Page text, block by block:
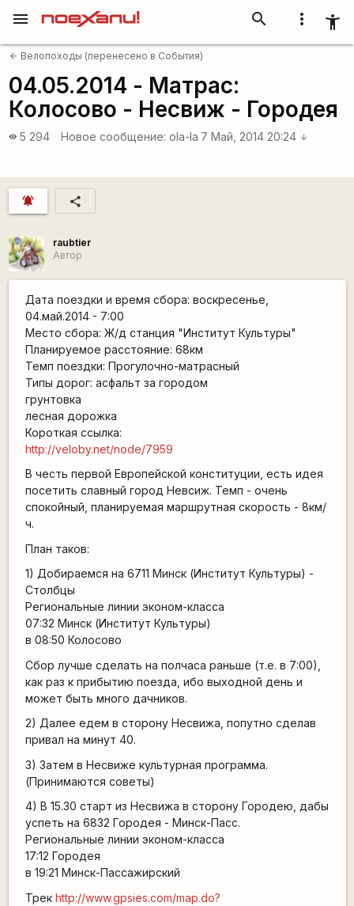
more_vert accessibility_new
search
menu
arrow_back Велопоходы (перенесено в События)
04.05.2014 - Матрас:
Колосово - Несвиж - Городея
visibility 5 294 Новое сообщение: ola-la 7 Май, 2014 20:24 arrow_downward
notifications_active share
raubtier
Автор
Дата поездки и время сбора: воскресенье,
04.май.2014 - 7:00
Место сбора: Ж/д станция "Институт Культуры"
Планируемое расстояние: 68км
Темп поездки: Прогулочно-матрасный
Типы дорог: асфальт за городом
грунтовка
лесная дорожка
Короткая ссылка:
http://veloby.net/node/7959
В честь первой Европейской конституции, есть идея
посетить славный город Невсиж. Темп - очень
спокойный, планируемая маршрутная скорость - 8км/
ч.
План таков:
1) Добираемся на 6711 Минск (Институт Культуры) -
Столбцы
Региональные линии эконом-класса
07:32 Минск (Институт Культуры)
в 08:50 Колосово
Сбор лучше сделать на полчаса раньше (т.е. в 7:00),
как раз к прибытию поезда, ибо выходной день и
может быть много дачников.
2) Далее едем в сторону Несвижа, попутно сделав
привал на минут 40.
3) Затем в Несвиже культурная программа.
(Принимаются советы)
4) В 15.30 старт из Несвижа в сторону Городею, дабы
успеть на 6832 Городея - Минск-Пасс.
Региональные линии эконом-класса
17:12 Городея
в 19:21 Минск-Пассажирский
Трек http://www.gpsies.com/map.do?